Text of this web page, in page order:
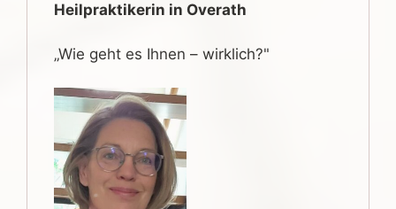
Heilpraktikerin in Overath
„Wie geht es Ihnen – wirklich?"